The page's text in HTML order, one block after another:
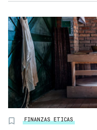
FINANZAS ETICAS